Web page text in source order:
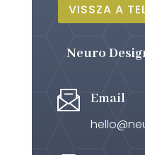
VISSZA A
Neuro
Email